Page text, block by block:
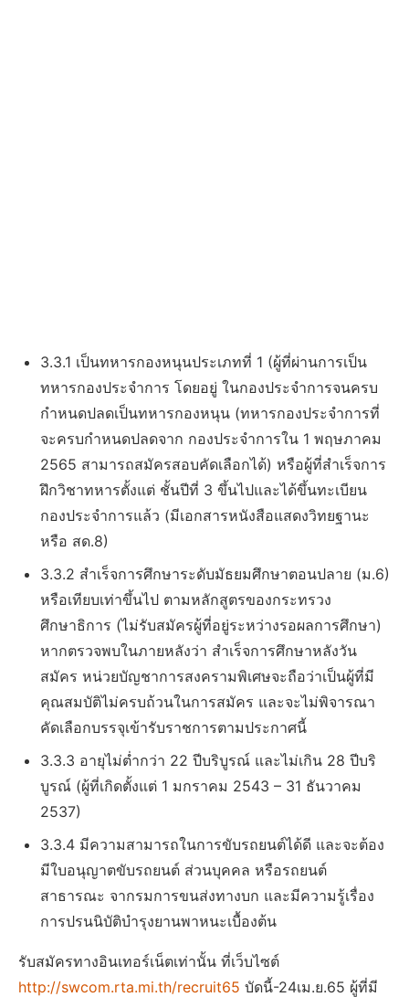
3.3.1 เป็นทหารกองหนุนประเภทที่ 1 (ผู้ที่ผ่านการเป็น
ทหารกองประจำการ โดยอยู่ ในกองประจำการจนครบ
กำหนดปลดเป็นทหารกองหนุน (ทหารกองประจำการที่
จะครบกำหนดปลดจาก กองประจำการใน 1 พฤษภาคม
2565 สามารถสมัครสอบคัดเลือกได้) หรือผู้ที่สำเร็จการ
ฝึกวิชาทหารตั้งแต่ ชั้นปีที่ 3 ขึ้นไปและได้ขึ้นทะเบียน
กองประจำการแล้ว (มีเอกสารหนังสือแสดงวิทยฐานะ
หรือ สด.8)
3.3.2 สำเร็จการศึกษาระดับมัธยมศึกษาตอนปลาย (ม.6)
หรือเทียบเท่าขึ้นไป ตามหลักสูตรของกระทรวง
ศึกษาธิการ (ไม่รับสมัครผู้ที่อยู่ระหว่างรอผลการศึกษา)
หากตรวจพบในภายหลังว่า สำเร็จการศึกษาหลังวัน
สมัคร หน่วยบัญชาการสงครามพิเศษจะถือว่าเป็นผู้ที่มี
คุณสมบัติไม่ครบถ้วนในการสมัคร และจะไม่พิจารณา
คัดเลือกบรรจุเข้ารับราชการตามประกาศนี้
3.3.3 อายุไม่ต่ำกว่า 22 ปีบริบูรณ์ และไม่เกิน 28 ปีบริ
บูรณ์ (ผู้ที่เกิดตั้งแต่ 1 มกราคม 2543 – 31 ธันวาคม
2537)
3.3.4 มีความสามารถในการขับรถยนต์ได้ดี และจะต้อง
มีใบอนุญาตขับรถยนต์ ส่วนบุคคล หรือรถยนต์
สาธารณะ จากรมการขนส่งทางบก และมีความรู้เรื่อง
การปรนนิบัติบำรุงยานพาหนะเบื้องต้น
รับสมัครทางอินเทอร์เน็ตเท่านั้น ที่เว็บไซต์
http://swcom.rta.mi.th/recruit65 บัดนี้-24เม.ย.65 ผู้ที่มี